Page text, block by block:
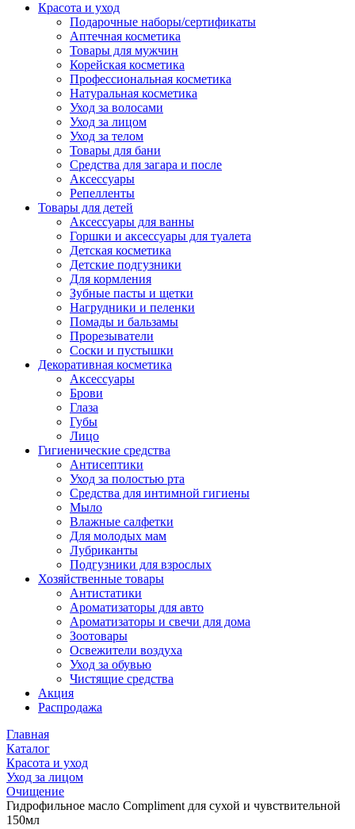
Красота и уход
Подарочные наборы/сертификаты
Аптечная косметика
Товары для мужчин
Корейская косметика
Профессиональная косметика
Натуральная косметика
Уход за волосами
Уход за лицом
Уход за телом
Товары для бани
Средства для загара и после
Аксессуары
Репелленты
Товары для детей
Аксессуары для ванны
Горшки и аксессуары для туалета
Детская косметика
Детские подгузники
Для кормления
Зубные пасты и щетки
Нагрудники и пеленки
Помады и бальзамы
Прорезыватели
Соски и пустышки
Декоративная косметика
Аксессуары
Брови
Глаза
Губы
Лицо
Гигиенические средства
Антисептики
Уход за полостью рта
Средства для интимной гигиены
Мыло
Влажные салфетки
Для молодых мам
Лубриканты
Подгузники для взрослых
Хозяйственные товары
Антистатики
Ароматизаторы для авто
Ароматизаторы и свечи для дома
Зоотовары
Освежители воздуха
Уход за обувью
Чистящие средства
Акция
Распродажа
Главная
Каталог
Красота и уход
Уход за лицом
Очищение
Гидрофильное масло Compliment для сухой и чувствительной
150мл